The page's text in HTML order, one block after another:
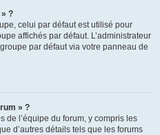
?
celui par défaut est utilisé pour
affichés par défaut. L’administrateur
par défaut via votre panneau de
» ?
de l’équipe du forum, y compris les
d’autres détails tels que les forums